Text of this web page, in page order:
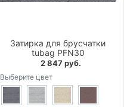
Затирка для брусчатки
tubag PFN30
2 847 руб.
Выберите цвет